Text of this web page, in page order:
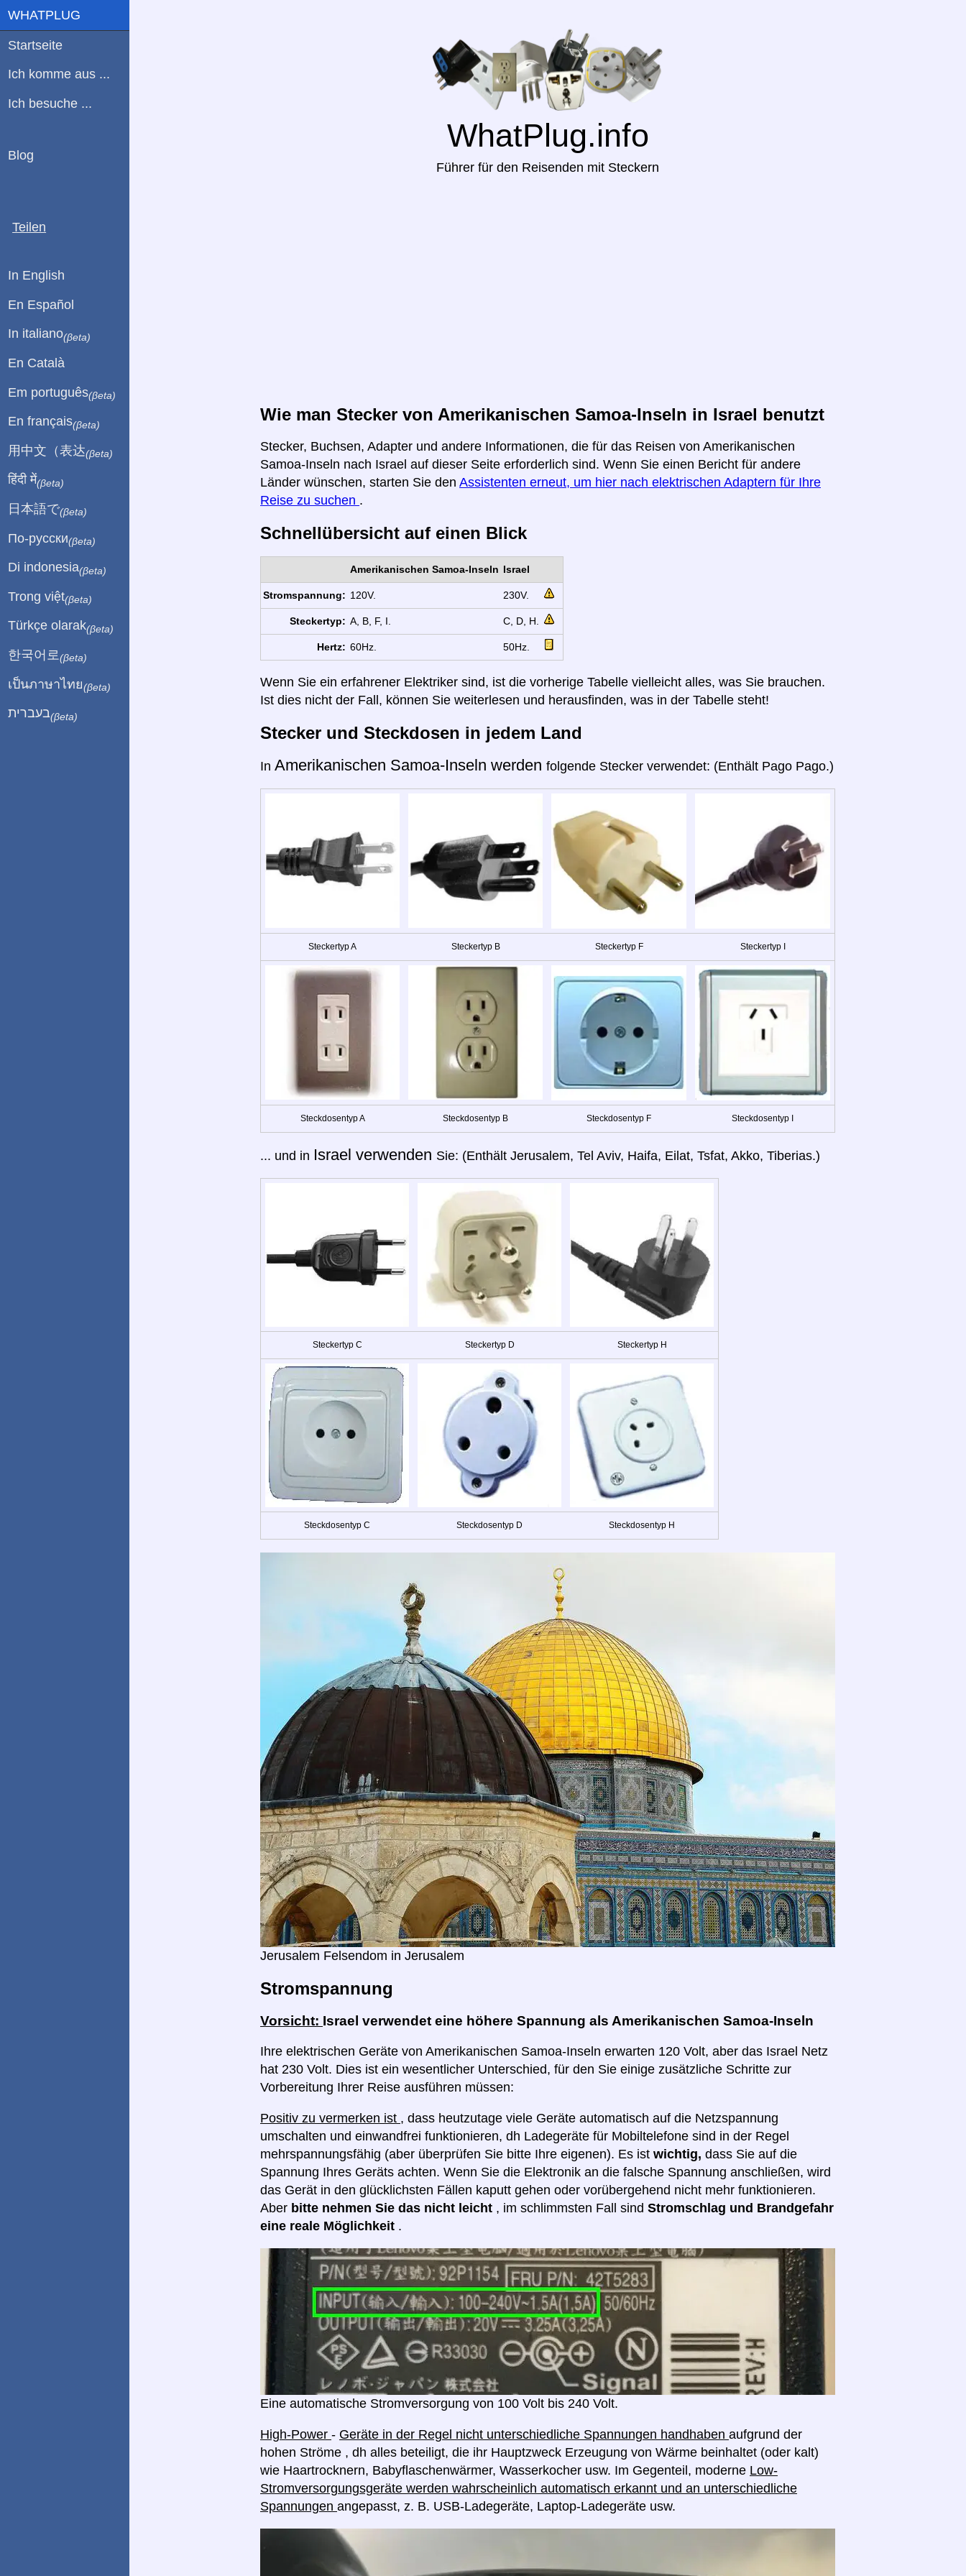
WhatPlug.info
Führer für den Reisenden mit Steckern
Wie man Stecker von Amerikanischen Samoa-Inseln in Israel benutzt
Stecker, Buchsen, Adapter und andere Informationen, die für das Reisen von Amerikanischen
Samoa-Inseln nach Israel auf dieser Seite erforderlich sind. Wenn Sie einen Bericht für andere
Länder wünschen, starten Sie den Assistenten erneut, um hier nach elektrischen Adaptern für Ihre
Reise zu suchen .
Schnellübersicht auf einen Blick
Amerikanischen Samoa-Inseln Israel
Stromspannung: 120V. 230V.
Steckertyp: A, B, F, I. C, D, H.
Hertz: 60Hz. 50Hz.
Wenn Sie ein erfahrener Elektriker sind, ist die vorherige Tabelle vielleicht alles, was Sie brauchen.
Ist dies nicht der Fall, können Sie weiterlesen und herausfinden, was in der Tabelle steht!
Stecker und Steckdosen in jedem Land
In Amerikanischen Samoa-Inseln werden folgende Stecker verwendet: (Enthält Pago Pago.)
Steckertyp A Steckertyp B Steckertyp F Steckertyp I
Steckdosentyp A Steckdosentyp B Steckdosentyp F Steckdosentyp I
... und in Israel verwenden Sie: (Enthält Jerusalem, Tel Aviv, Haifa, Eilat, Tsfat, Akko, Tiberias.)
Steckertyp C Steckertyp D Steckertyp H
Steckdosentyp C Steckdosentyp D Steckdosentyp H
Jerusalem Felsendom in Jerusalem
Stromspannung
Vorsicht: Israel verwendet eine höhere Spannung als Amerikanischen Samoa-Inseln
Ihre elektrischen Geräte von Amerikanischen Samoa-Inseln erwarten 120 Volt, aber das Israel Netz
hat 230 Volt. Dies ist ein wesentlicher Unterschied, für den Sie einige zusätzliche Schritte zur
Vorbereitung Ihrer Reise ausführen müssen:
Positiv zu vermerken ist , dass heutzutage viele Geräte automatisch auf die Netzspannung
umschalten und einwandfrei funktionieren, dh Ladegeräte für Mobiltelefone sind in der Regel
mehrspannungsfähig (aber überprüfen Sie bitte Ihre eigenen). Es ist wichtig, dass Sie auf die
Spannung Ihres Geräts achten. Wenn Sie die Elektronik an die falsche Spannung anschließen, wird
das Gerät in den glücklichsten Fällen kaputt gehen oder vorübergehend nicht mehr funktionieren.
Aber bitte nehmen Sie das nicht leicht , im schlimmsten Fall sind Stromschlag und Brandgefahr
eine reale Möglichkeit .
Eine automatische Stromversorgung von 100 Volt bis 240 Volt.
High-Power - Geräte in der Regel nicht unterschiedliche Spannungen handhaben aufgrund der
hohen Ströme , dh alles beteiligt, die ihr Hauptzweck Erzeugung von Wärme beinhaltet (oder kalt)
wie Haartrocknern, Babyflaschenwärmer, Wasserkocher usw. Im Gegenteil, moderne Low-
Stromversorgungsgeräte werden wahrscheinlich automatisch erkannt und an unterschiedliche
Spannungen angepasst, z. B. USB-Ladegeräte, Laptop-Ladegeräte usw.
WHATPLUG
Startseite
Ich komme aus ...
Ich besuche ...
Blog
Teilen
In English
En Español
In italiano(βeta)
En Català
Em português(βeta)
En français(βeta)
用中文（表达(βeta)
हिंदी में(βeta)
日本語で(βeta)
По-русски(βeta)
Di indonesia(βeta)
Trong việt(βeta)
Türkçe olarak(βeta)
한국어로 (βeta)
เป็นภาษาไทย(βeta)
בעברית(βeta)